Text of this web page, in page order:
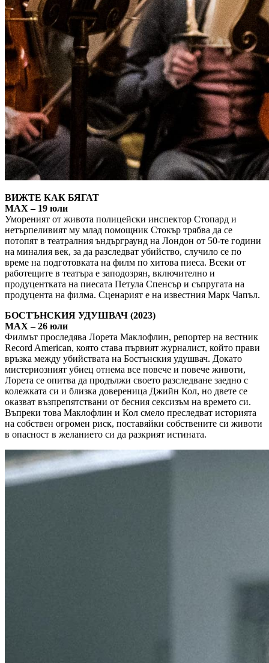
ВИЖТЕ КАК БЯГАТ
MAX – 19 юли
Умореният от живота полицейски инспектор Стопард и
нетърпеливият му млад помощник Стокър трябва да се
потопят в театралния ъндърграунд на Лондон от 50-те години
на миналия век, за да разследват убийство, случило се по
време на подготовката на филм по хитова пиеса. Всеки от
работещите в театъра е заподозрян, включително и
продуцентката на пиесата Петула Спенсър и съпругата на
продуцента на филма. Сценарият е на известния Марк Чапъл.
БОСТЪНСКИЯ УДУШВАЧ (2023)
MAX – 26 юли
Филмът проследява Лорета Маклофлин, репортер на вестник
Record American, която става първият журналист, който прави
връзка между убийствата на Бостънския удушвач. Докато
мистериозният убиец отнема все повече и повече животи,
Лорета се опитва да продължи своето разследване заедно с
колежката си и близка довереница Джийн Кол, но двете се
оказват възпрепятствани от бесния сексизъм на времето си.
Въпреки това Маклофлин и Кол смело преследват историята
на собствен огромен риск, поставяйки собствените си животи
в опасност в желанието си да разкрият истината.